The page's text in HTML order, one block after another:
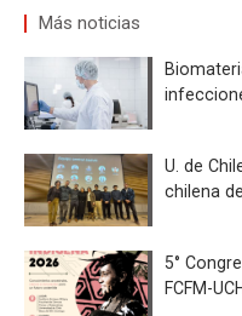
Más noticias
U. de
chilena
5°
FCFM-